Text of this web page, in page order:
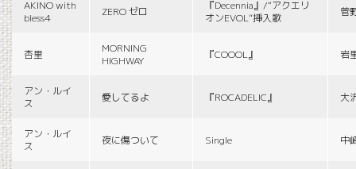
AKINO with
bless4
ZERO ゼロ
『Decennia』/“アクエリ
オンEVOL”挿入歌
菅
杏里
MORNING
HIGHWAY
『COOOL』 岩
アン・ルイ
ス
愛してるよ 『ROCADELIC』 大
アン・ルイ
ス
夜に傷ついて Single 中